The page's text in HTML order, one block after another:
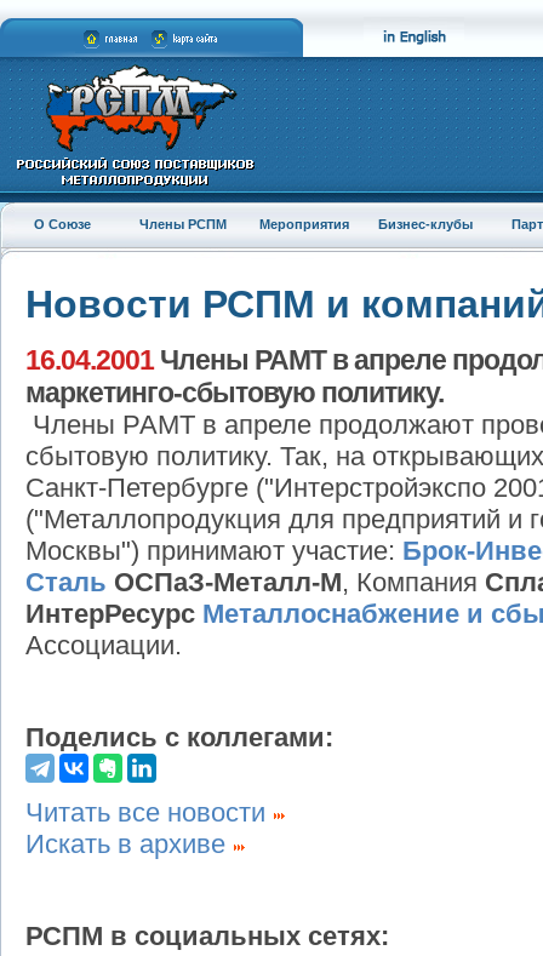
О Союзе Члены РСПМ Мероприятия Бизнес-клубы
Новости РСПМ и
16.04.2001Члены РАМТ в апреле
маркетинго-сбытовую политику.
Члены РАМТ в апреле продолжают
сбытовую политику. Так, на
Санкт-Петербурге ("Интерстройэкспо
("Металлопродукция для предприятий и
Москвы") принимают участие: Брок-
Сталь ОСПаЗ-Металл-М, Компания
ИнтерРесурс Металлоснабжение и
Ассоциации.
Поделись с коллегами:
Читать все новости
Искать в архиве
РСПМ в социальных сетях: